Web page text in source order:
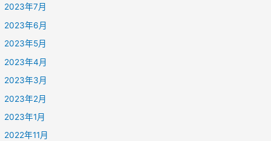
2023年7月
2023年6月
2023年5月
2023年4月
2023年3月
2023年2月
2023年1月
2022年11月